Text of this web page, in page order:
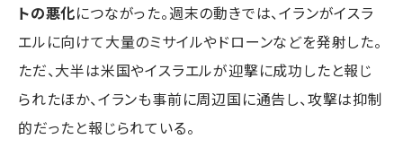
トの悪化につながった。週末の動きでは、イランがイスラ
エルに向けて大量のミサイルやドローンなどを発射した。
ただ、大半は米国やイスラエルが迎撃に成功したと報じ
られたほか、イランも事前に周辺国に通告し、攻撃は抑制
的だったと報じられている。